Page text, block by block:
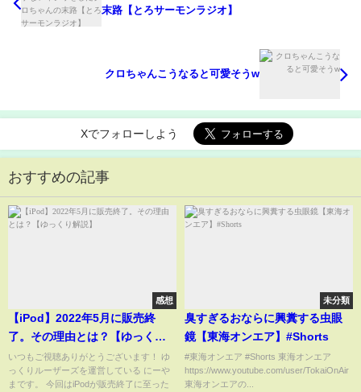
末路【とろサーモンラジオ】
クロちゃんこうなると可愛そうw
Xでフォローしよう
おすすめの記事
感想
【iPod】2022年5月に販売終
了。その理由とは？【ゆっくり
解説】
いつもご視聴ありがとうございます！ ゆ
っくりルーザーズを運営している にーや
まです。 今回はiPodが販売終了に至った
未分類
臭すぎるおならに興糞する虫眼
鏡【東海オンエア】#Shorts
#東海オンエア #Shorts 東海オンエア
https://www.youtube.com/user/TokaiOnAir
東海オンエアの...